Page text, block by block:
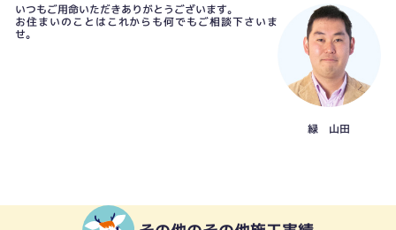
いつもご用命いただきありがとうございます。
お住まいのことはこれからも何でもご相談下さいま
せ。
緑 山田